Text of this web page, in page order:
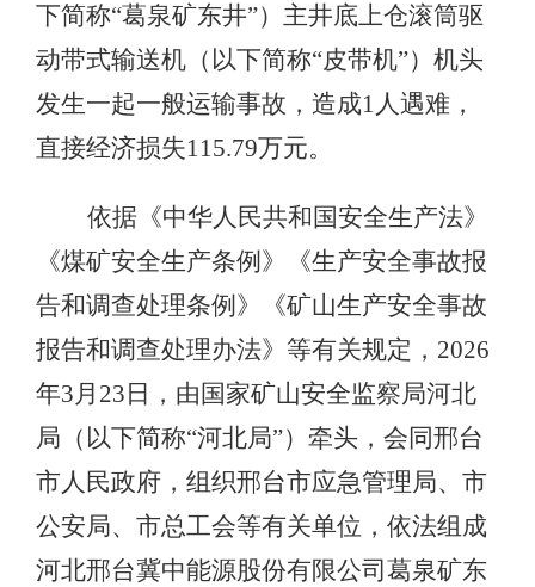
下简称“葛泉矿东井”）主井底上仓滚筒驱
动带式输送机（以下简称“皮带机”）机头
发生一起一般运输事故，造成1人遇难，
直接经济损失115.79万元。
依据《中华人民共和国安全生产法》
《煤矿安全生产条例》《生产安全事故报
告和调查处理条例》《矿山生产安全事故
报告和调查处理办法》等有关规定，2026
年3月23日，由国家矿山安全监察局河北
局（以下简称“河北局”）牵头，会同邢台
市人民政府，组织邢台市应急管理局、市
公安局、市总工会等有关单位，依法组成
河北邢台冀中能源股份有限公司葛泉矿东